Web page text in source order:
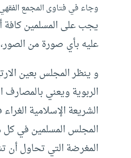
وجاء في فتاوى المجمع الفقهي
يجب على المسلمين كافة
عليه بأي صورة من
و ينظر المجلس بعين
الربوية ويعني
الشريعة الإسلامية
المجلس المسلمين في كل
المغرضة التي تحاول